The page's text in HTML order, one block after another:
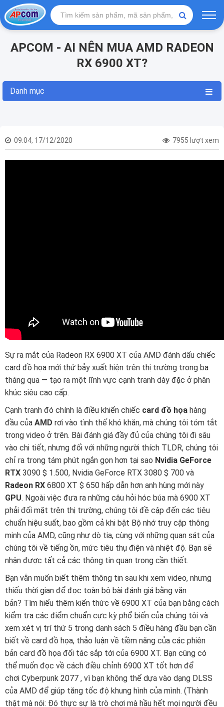
APCOM - AI NÊN MUA AMD RADEON
RX 6900 XT?
Danh mục
09:04, 17/12/2020 7955 lượt xem
Sự ra mắt của Radeon RX 6900 XT của AMD đánh dấu chiếc
card đồ họa mới thứ bảy xuất hiện trên thị trường trong ba
tháng qua — tạo ra một lĩnh vực cạnh tranh dày đặc ở phân
khúc siêu cao cấp.
Cạnh tranh đó chính là điều khiến chiếc card đồ họa hàng
đầu của AMD rơi vào tình thế khó khăn, mà chúng tôi tóm tắt
trong video ở trên. Bài đánh giá đầy đủ của chúng tôi đi sâu
vào chi tiết, nhưng đối với những người thích TLDR, chúng tôi
chỉ ra trong tám phút ngắn gọn hơn tại sao Nvidia GeForce
RTX 3090 $ 1.500, Nvidia GeForce RTX 3080 $ 700 và
Radeon RX 6800 XT $ 650 hấp dẫn hơn anh hùng mới này
GPU. Ngoài việc đưa ra những câu hỏi hóc búa mà 6900 XT
phải đối mặt trên thị trường, chúng tôi đề cập đến các tiêu
chuẩn hiệu suất, bao gồm cả khi bật Bộ nhớ truy cập thông
minh của AMD, cũng như dò tia, cùng với những quan sát của
chúng tôi về tiếng ồn, mức tiêu thụ điện và nhiệt độ. Bạn sẽ
nhận được tất cả các thông tin quan trọng cần thiết.
Bạn vẫn muốn biết thêm thông tin sau khi xem video, nhưng
thiếu thời gian để đọc toàn bộ bài đánh giá bằng văn
bản? Tìm hiểu thêm kiến ​​thức về 6900 XT của bạn bằng cách
kiểm tra các điểm chuẩn cực kỳ phổ biến của chúng tôi và
xem xét vị trí thứ 5 trong danh sách 5 điều hàng đầu bạn cần
biết về card đồ họa, thảo luận về tiềm năng của các phiên
bản card đồ họa đối tác sắp tới của 6900 XT. Bạn cũng có
thể muốn đọc về cách điều chỉnh 6900 XT tốt hơn để
chơi Cyberpunk 2077 , vì bạn không thể dựa vào dạng DLSS
của AMD để giúp tăng tốc độ khung hình của mình. (Thành
thật mà nói: Đó thực sự là trò chơi mà hầu hết mọi người đều